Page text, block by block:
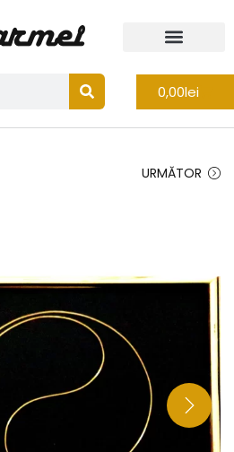
0,00lei
URMĂTOR